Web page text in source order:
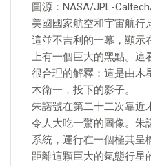
圖源：NASA/JPL-
美國國家航空和宇宙航行
這並不吉利的一幕，顯示
上有一個巨大的黑點。這
很合理的解釋：這是由木
木衛一，投下的影子。
朱諾號在第二十二次靠近
令人大吃一驚的圖像。朱
系統，運行在一個極其呈
距離這顆巨大的氣態行星